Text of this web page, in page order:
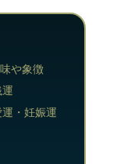
や象徴
運
運・妊娠運